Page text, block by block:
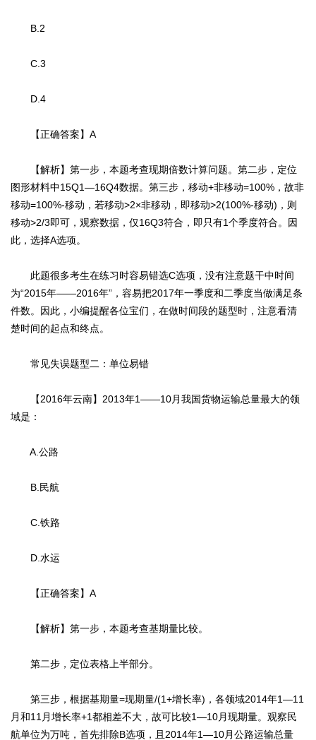
B.2
C.3
D.4
【正确答案】A
【解析】第一步，本题考查现期倍数计算问题。第二步，定位
图形材料中15Q1—16Q4数据。第三步，移动+非移动=100%，故非
移动=100%-移动，若移动>2×非移动，即移动>2(100%-移动)，则
移动>2/3即可，观察数据，仅16Q3符合，即只有1个季度符合。因
此，选择A选项。
此题很多考生在练习时容易错选C选项，没有注意题干中时间
为“2015年——2016年”，容易把2017年一季度和二季度当做满足条
件数。因此，小编提醒各位宝们，在做时间段的题型时，注意看清
楚时间的起点和终点。
常见失误题型二：单位易错
【2016年云南】2013年1——10月我国货物运输总量最大的领
域是：
A.公路
B.民航
C.铁路
D.水运
【正确答案】A
【解析】第一步，本题考查基期量比较。
第二步，定位表格上半部分。
第三步，根据基期量=现期量/(1+增长率)，各领域2014年1—11
月和11月增长率+1都相差不大，故可比较1—10月现期量。观察民
航单位为万吨，首先排除B选项，且2014年1—10月公路运输总量